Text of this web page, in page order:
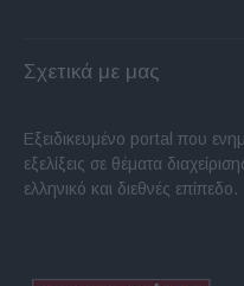
Σχετικά με μας
Εξειδικευμένο portal που
εξελίξεις σε θέματα
ελληνικό και διεθνές επίπεδο.